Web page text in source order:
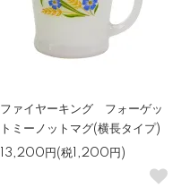
ファイヤーキング フォーゲッ
トミーノットマグ(横長タイプ)
13,200円(税1,200円)